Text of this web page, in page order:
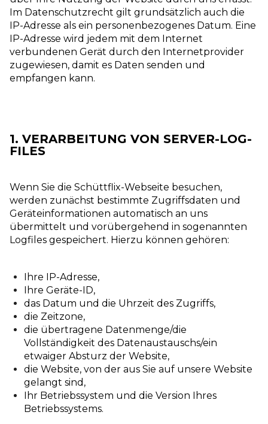
Im Datenschutzrecht gilt grundsätzlich auch die
IP-Adresse als ein personenbezogenes Datum. Eine
IP-Adresse wird jedem mit dem Internet
verbundenen Gerät durch den Internetprovider
zugewiesen, damit es Daten senden und
empfangen kann.
1. VERARBEITUNG VON SERVER-LOG-
FILES
Wenn Sie die Schüttflix-Webseite besuchen,
werden zunächst bestimmte Zugriffsdaten und
Geräteinformationen automatisch an uns
übermittelt und vorübergehend in sogenannten
Logfiles gespeichert. Hierzu können gehören:
Ihre IP-Adresse,
Ihre Geräte-ID,
das Datum und die Uhrzeit des Zugriffs,
die Zeitzone,
die übertragene Datenmenge/die
Vollständigkeit des Datenaustauschs/ein
etwaiger Absturz der Website,
die Website, von der aus Sie auf unsere Website
gelangt sind,
Ihr Betriebssystem und die Version Ihres
Betriebssystems.